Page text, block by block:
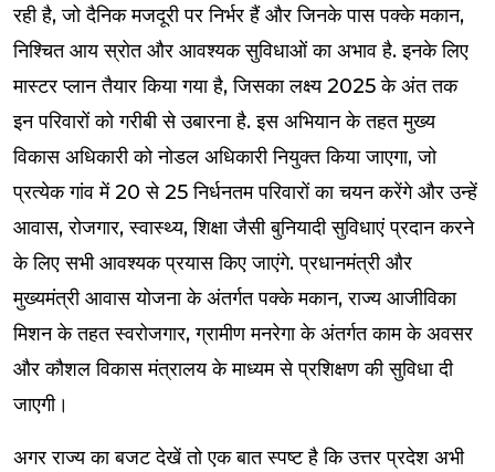
रही है, जो दैनिक मजदूरी पर निर्भर हैं और जिनके पास पक्के मकान,
निश्चित आय स्रोत और आवश्यक सुविधाओं का अभाव है. इनके लिए
मास्टर प्लान तैयार किया गया है, जिसका लक्ष्य 2025 के अंत तक
इन परिवारों को गरीबी से उबारना है. इस अभियान के तहत मुख्य
विकास अधिकारी को नोडल अधिकारी नियुक्त किया जाएगा, जो
प्रत्येक गांव में 20 से 25 निर्धनतम परिवारों का चयन करेंगे और उन्हें
आवास, रोजगार, स्वास्थ्य, शिक्षा जैसी बुनियादी सुविधाएं प्रदान करने
के लिए सभी आवश्यक प्रयास किए जाएंगे. प्रधानमंत्री और
मुख्यमंत्री आवास योजना के अंतर्गत पक्के मकान, राज्य आजीविका
मिशन के तहत स्वरोजगार, ग्रामीण मनरेगा के अंतर्गत काम के अवसर
और कौशल विकास मंत्रालय के माध्यम से प्रशिक्षण की सुविधा दी
जाएगी।
अगर राज्य का बजट देखें तो एक बात स्पष्ट है कि उत्तर प्रदेश अभी